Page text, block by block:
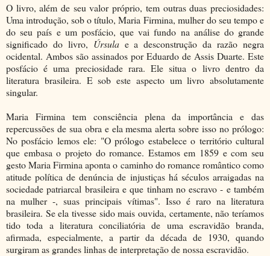
O livro, além de seu valor próprio, tem outras duas preciosidades:
Uma introdução, sob o título, Maria Firmina, mulher do seu tempo e
do seu país e um posfácio, que vai fundo na análise do grande
significado do livro, Úrsulae a desconstrução da razão negra
ocidental. Ambos são assinados por Eduardo de Assis Duarte. Este
posfácio é uma preciosidade rara. Ele situa o livro dentro da
literatura brasileira. E sob este aspecto um livro absolutamente
singular.
Maria Firmina tem consciência plena da importância e das
repercussões de sua obra e ela mesma alerta sobre isso no prólogo:
No posfácio lemos ele: "O prólogo estabelece o território cultural
que embasa o projeto do romance. Estamos em 1859 e com seu
gesto Maria Firmina aponta o caminho do romance romântico como
atitude política de denúncia de injustiças há séculos arraigadas na
sociedade patriarcal brasileira e que tinham no escravo - e também
na mulher -, suas principais vítimas". Isso é raro na literatura
brasileira. Se ela tivesse sido mais ouvida, certamente, não teríamos
tido toda a literatura conciliatória de uma escravidão branda,
afirmada, especialmente, a partir da década de 1930, quando
surgiram as grandes linhas de interpretação de nossa escravidão.